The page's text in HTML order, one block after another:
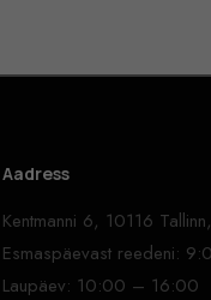
Aadress
Kentmanni 6, 10116
Esmaspäevast reedeni:
Laupäev: 10:00 – 16:00